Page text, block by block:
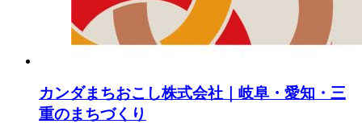
カンダまちおこし株式会社｜岐阜・愛知・三
重のまちづくり